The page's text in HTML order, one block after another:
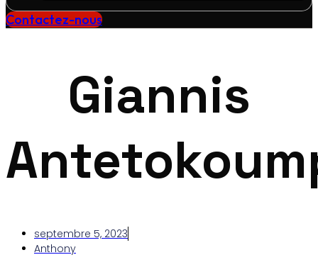
Contactez-nous
Giannis
septembre 5, 2023
Anthony